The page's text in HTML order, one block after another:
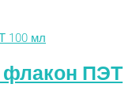
флакон ПЭТ